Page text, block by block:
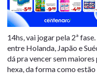
14hs, vai jogar pela 2ª
entre Holanda, Japão e
dá pra vencer sem
hexa, da forma como